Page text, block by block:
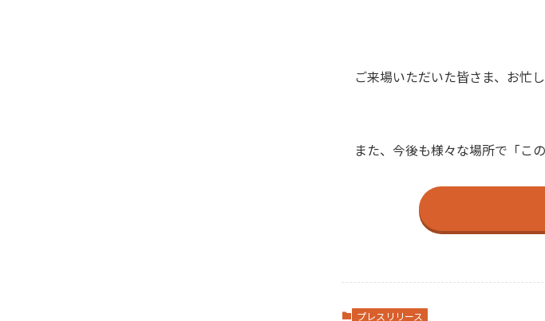
ご来場いただいた皆さま、お忙
また、今後も様々な場所で「こ
プレスリリース